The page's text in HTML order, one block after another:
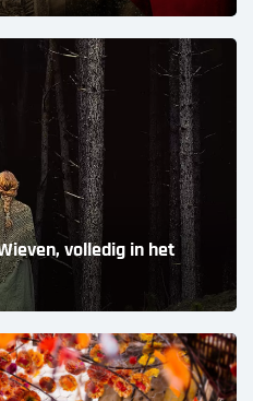
volledig in het